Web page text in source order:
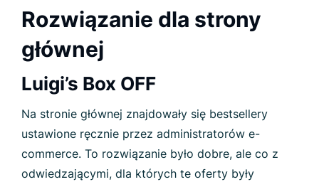
Rozwiązanie dla strony
głównej
Luigi’s Box OFF
Na stronie głównej znajdowały się bestsellery
ustawione ręcznie przez administratorów e-
commerce. To rozwiązanie było dobre, ale co z
odwiedzającymi, dla których te oferty były